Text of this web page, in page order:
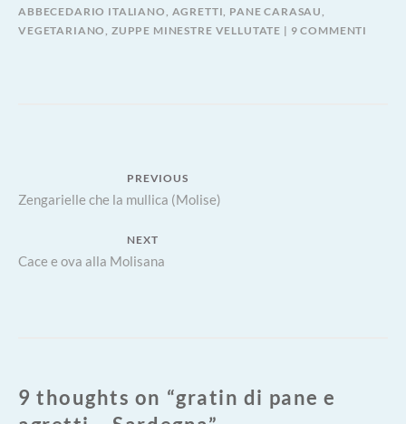
ABBECEDARIO ITALIANO AGRETTI PANE CARASAU
VEGETARIANO ZUPPE MINESTRE VELLUTATE 9 COMMENTI
Navigazione
articoli
PREVIOUS
Previous
Zengarielle che la mullica (Molise)
NEXT
Next
Cace e ova alla Molisana
9 thoughts on “gratin di pane e